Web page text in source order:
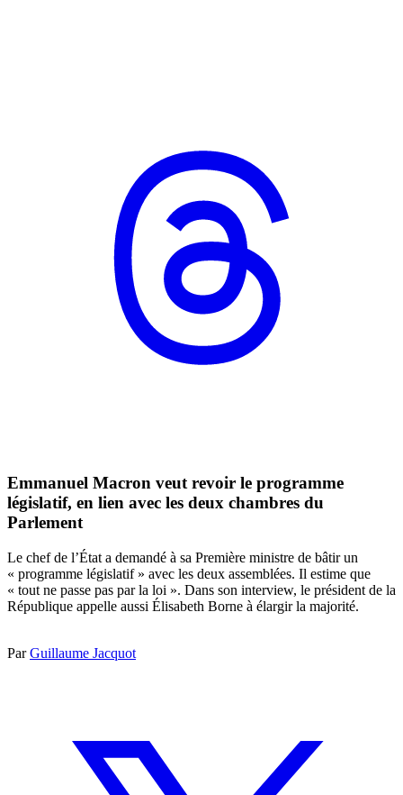
Emmanuel Macron veut revoir le programme
législatif, en lien avec les deux chambres du
Parlement
Le chef de l’État a demandé à sa Première ministre de bâtir un
« programme législatif » avec les deux assemblées. Il estime que
« tout ne passe pas par la loi ». Dans son interview, le président de la
République appelle aussi Élisabeth Borne à élargir la majorité.
ParGuillaume Jacquot